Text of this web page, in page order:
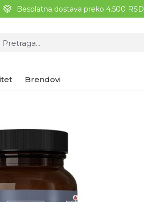
Besplatna dostava preko 4.500 RSD
Brendovi